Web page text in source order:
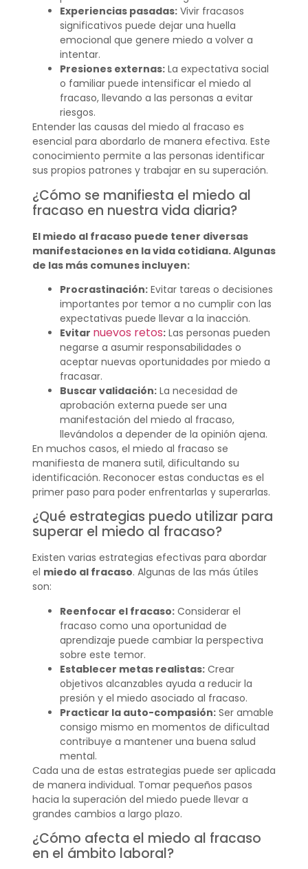
Experiencias pasadas:Vivir fracasos
significativos puede dejar una huella
emocional que genere miedo a volver a
intentar.
Presiones externas:La expectativa social
o familiar puede intensificar el miedo al
fracaso, llevando a las personas a evitar
riesgos.
Entender las causas del miedo al fracaso es
esencial para abordarlo de manera efectiva. Este
conocimiento permite a las personas identificar
sus propios patrones y trabajar en su superación.
¿Cómo se manifiesta el miedo al
fracaso en nuestra vida diaria?
El miedo al fracaso puede tener diversas
manifestaciones en la vida cotidiana. Algunas
de las más comunes incluyen:
Procrastinación:Evitar tareas o decisiones
importantes por temor a no cumplir con las
expectativas puede llevar a la inacción.
Evitar nuevos retos:Las personas pueden
negarse a asumir responsabilidades o
aceptar nuevas oportunidades por miedo a
fracasar.
Buscar validación:La necesidad de
aprobación externa puede ser una
manifestación del miedo al fracaso,
llevándolos a depender de la opinión ajena.
En muchos casos, el miedo al fracaso se
manifiesta de manera sutil, dificultando su
identificación. Reconocer estas conductas es el
primer paso para poder enfrentarlas y superarlas.
¿Qué estrategias puedo utilizar para
superar el miedo al fracaso?
Existen varias estrategias efectivas para abordar
el miedo al fracaso. Algunas de las más útiles
son:
Reenfocar el fracaso:Considerar el
fracaso como una oportunidad de
aprendizaje puede cambiar la perspectiva
sobre este temor.
Establecer metas realistas:Crear
objetivos alcanzables ayuda a reducir la
presión y el miedo asociado al fracaso.
Practicar la auto-compasión:Ser amable
consigo mismo en momentos de dificultad
contribuye a mantener una buena salud
mental.
Cada una de estas estrategias puede ser aplicada
de manera individual. Tomar pequeños pasos
hacia la superación del miedo puede llevar a
grandes cambios a largo plazo.
¿Cómo afecta el miedo al fracaso
en el ámbito laboral?